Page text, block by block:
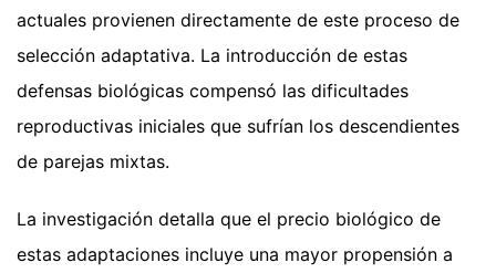
actuales provienen directamente de este proceso de
selección adaptativa. La introducción de estas
defensas biológicas compensó las dificultades
reproductivas iniciales que sufrían los descendientes
de parejas mixtas.
La investigación detalla que el precio biológico de
estas adaptaciones incluye una mayor propensión a